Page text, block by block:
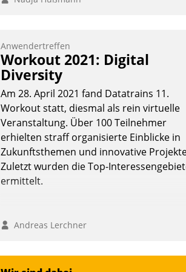
Anwendertreffen
Workout 2021: Digital
Diversity
Am 28. April 2021 fand Datatrains 11.
Workout statt, diesmal als rein virtuelle
Veranstaltung. Über 100 Teilnehmer
erhielten straff organisierte Einblicke in
Zukunftsthemen und innovative
Zuletzt wurden die Top-
ermittelt.
Andreas Lerchner